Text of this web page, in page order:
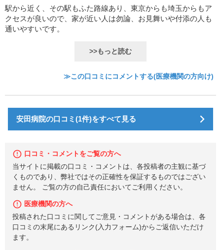
駅から近く、その駅もふた路線あり、東京からも埼玉からもア
クセスが良いので、家が近い人は勿論、お見舞いや付添の人も
通いやすいです。
>>もっと読む
≫この口コミにコメントする(医療機関の方向け)
安田病院の口コミ(1件)をすべて見る
口コミ・コメントをご覧の方へ
当サイトに掲載の口コミ・コメントは、各投稿者の主観に基づ
くものであり、弊社ではその正確性を保証するものではござい
ません。 ご覧の方の自己責任においてご利用ください。
医療機関の方へ
投稿された口コミに関してご意見・コメントがある場合は、各
口コミの末尾にあるリンク(入力フォーム)からご返信いただけ
ます。